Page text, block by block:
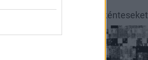
Véradásra kérik az önkénteseket